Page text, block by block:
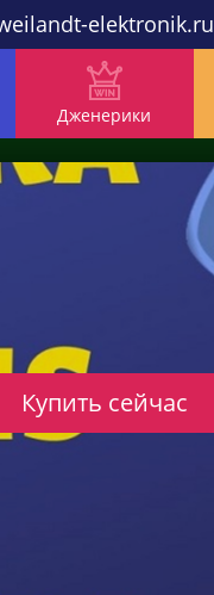
elektronik.ru
Дженерики
Купить сейчас